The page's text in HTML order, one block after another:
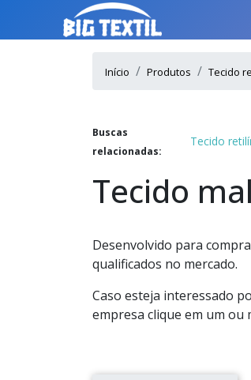
Início Produtos Tecido
Buscas
relacionadas:
Tecido
Tecido
Desenvolvido para
qualificados no mercado.
Caso esteja interessado
empresa clique em um ou